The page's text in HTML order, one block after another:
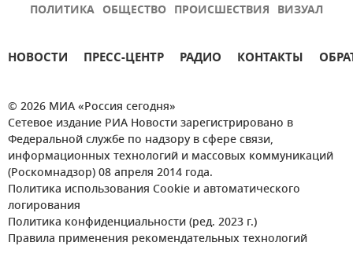
ПОЛИТИКА ОБЩЕСТВО ПРОИСШЕСТВИЯ ВИЗУАЛ
НОВОСТИ ПРЕСС-ЦЕНТР РАДИО КОНТАКТЫ
© 2026 МИА «Россия сегодня»
Сетевое издание РИА Новости зарегистрировано в
Федеральной службе по надзору в сфере связи,
информационных технологий и массовых коммуникаций
(Роскомнадзор) 08 апреля 2014 года.
Политика использования Cookie и автоматического
логирования
Политика конфиденциальности (ред. 2023 г.)
Правила применения рекомендательных технологий